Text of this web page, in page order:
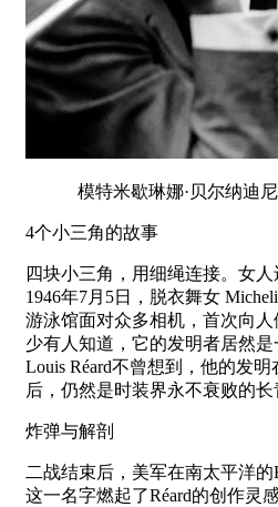
模特米歇琳娜·贝尔纳迪
4个小三角的故事
四块小三角，用细绳连接。女
1946年7月5日，脱衣舞女
游泳馆面对众多相机，首次向
少有人知道，它的发明者居然
Louis Réard不曾想到，他的发
后，仍然是时装界永不衰败的长
炸弹与解剖
二战结束后，美军在南太平洋的
这一名字燃起了Réard的创作灵